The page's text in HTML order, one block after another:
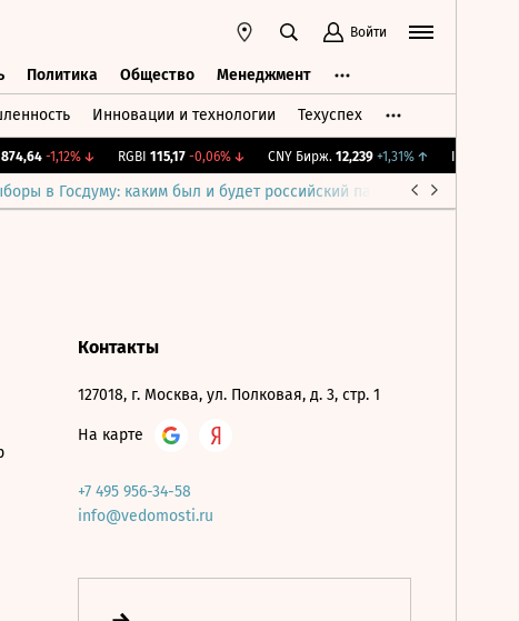
Войти
Политика Общество Менеджмент
Инновации и технологии Техуспех
-1,12%↓ RGBI 115,17 -0,06%↓ CNY Бирж. 12,239 +1,31%↑
в Госдуму: каким был и будет российский парламент
Контакты
127018, г. Москва, ул. Полковая, д. 3, стр. 1
На карте
+7 495 956-34-58
info@vedomosti.ru